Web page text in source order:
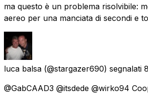
ma questo è un problema risolvibile:
aereo per una manciata di secondi e
luca balsa (@stargazer690) segnalati
@GabCAAD3 @itsdede @wirko94